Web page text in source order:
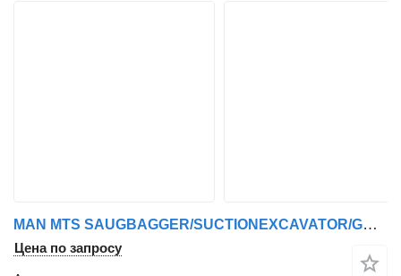
MAN MTS SAUGBAGGER/SUCTIONEXCAVATOR/GRONDZUIGER
Цена по запросу